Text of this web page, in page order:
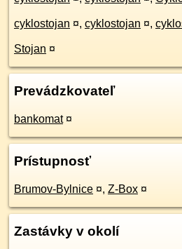
cyklostojan ¤, cyklostojan ¤,
Stojan ¤
Prevádzkovateľ
bankomat ¤
Prístupnosť
Brumov-Bylnice ¤, Z-Box ¤
Zastávky v okolí